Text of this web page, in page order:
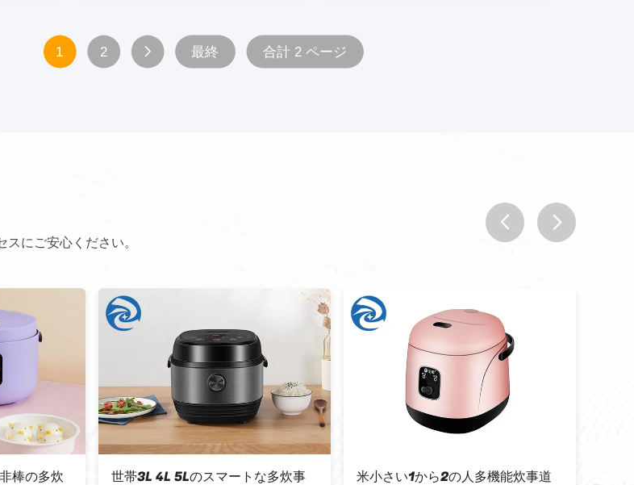
1 2 最終 合計 2 ページ
にご安心ください。
棒の多炊
世帯3L 4L 5Lのスマートな多炊事
米小さい1から2の人多機能炊事道